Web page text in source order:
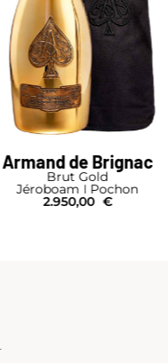
Armand de Brignac
Brut Gold
Jéroboam I Pochon
2.950,00 €